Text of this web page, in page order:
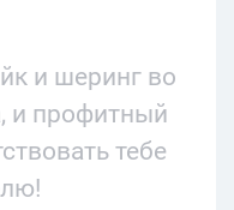
и шеринг во
и профитный
тебе